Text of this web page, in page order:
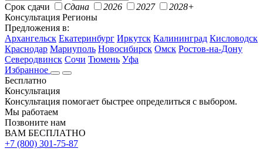
Срок сдачи
Сдана 2026 2027
2028+
Консультация Регионы
Предложения в:
Архангельск Екатеринбург Иркутск Калининград Кисловодск
Краснодар Мариуполь Новосибирск Омск Ростов-на-Дону
Северодвинск Сочи Тюмень Уфа
Избранное
Бесплатно
Консультация
Консультация помогает быстрее определиться с выбором.
Мы работаем
Позвоните нам
ВАМ БЕСПЛАТНО
+7 (800) 301-75-87